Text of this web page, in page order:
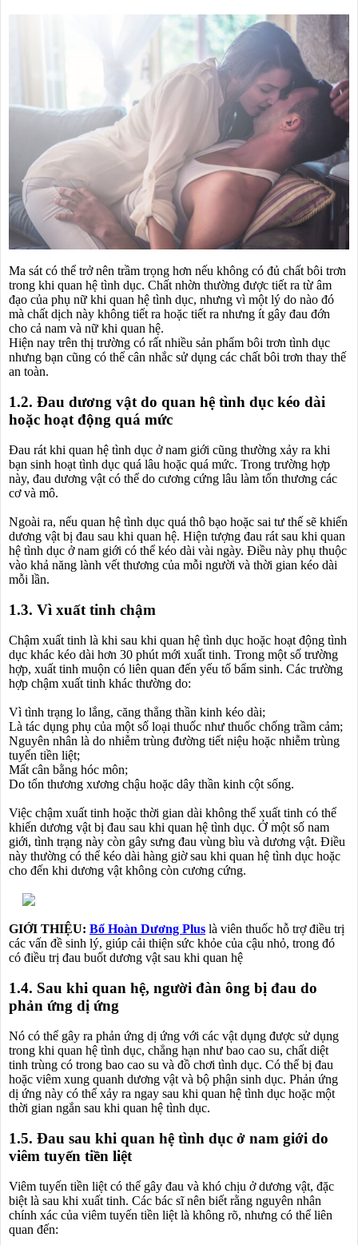
Ma sát có thể trở nên trầm trọng hơn nếu không có đủ chất bôi trơn
trong khi quan hệ tình dục. Chất nhờn thường được tiết ra từ âm
đạo của phụ nữ khi quan hệ tình dục, nhưng vì một lý do nào đó
mà chất dịch này không tiết ra hoặc tiết ra nhưng ít gây đau đớn
cho cả nam và nữ khi quan hệ.
Hiện nay trên thị trường có rất nhiều sản phẩm bôi trơn tình dục
nhưng bạn cũng có thể cân nhắc sử dụng các chất bôi trơn thay thế
an toàn.
1.2. Đau dương vật do quan hệ tình dục kéo dài
hoặc hoạt động quá mức
Đau rát khi quan hệ tình dục ở nam giới cũng thường xảy ra khi
bạn sinh hoạt tình dục quá lâu hoặc quá mức. Trong trường hợp
này, đau dương vật có thể do cương cứng lâu làm tổn thương các
cơ và mô.
Ngoài ra, nếu quan hệ tình dục quá thô bạo hoặc sai tư thế sẽ khiến
dương vật bị đau sau khi quan hệ. Hiện tượng đau rát sau khi quan
hệ tình dục ở nam giới có thể kéo dài vài ngày. Điều này phụ thuộc
vào khả năng lành vết thương của mỗi người và thời gian kéo dài
mỗi lần.
1.3. Vì xuất tinh chậm
Chậm xuất tinh là khi sau khi quan hệ tình dục hoặc hoạt động tình
dục khác kéo dài hơn 30 phút mới xuất tinh. Trong một số trường
hợp, xuất tinh muộn có liên quan đến yếu tố bẩm sinh. Các trường
hợp chậm xuất tinh khác thường do:
Vì tình trạng lo lắng, căng thẳng thần kinh kéo dài;
Là tác dụng phụ của một số loại thuốc như thuốc chống trầm cảm;
Nguyên nhân là do nhiễm trùng đường tiết niệu hoặc nhiễm trùng
tuyến tiền liệt;
Mất cân bằng hóc môn;
Do tổn thương xương chậu hoặc dây thần kinh cột sống.
Việc chậm xuất tinh hoặc thời gian dài không thể xuất tinh có thể
khiến dương vật bị đau sau khi quan hệ tình dục. Ở một số nam
giới, tình trạng này còn gây sưng đau vùng bìu và dương vật. Điều
này thường có thể kéo dài hàng giờ sau khi quan hệ tình dục hoặc
cho đến khi dương vật không còn cương cứng.
GIỚI THIỆU: Bổ Hoàn Dương Plus là viên thuốc hỗ trợ điều trị
các vấn đề sinh lý, giúp cải thiện sức khỏe của cậu nhỏ, trong đó
có điều trị đau buốt dương vật sau khi quan hệ
1.4. Sau khi quan hệ, người đàn ông bị đau do
phản ứng dị ứng
Nó có thể gây ra phản ứng dị ứng với các vật dụng được sử dụng
trong khi quan hệ tình dục, chẳng hạn như bao cao su, chất diệt
tinh trùng có trong bao cao su và đồ chơi tình dục. Có thể bị đau
hoặc viêm xung quanh dương vật và bộ phận sinh dục. Phản ứng
dị ứng này có thể xảy ra ngay sau khi quan hệ tình dục hoặc một
thời gian ngắn sau khi quan hệ tình dục.
1.5. Đau sau khi quan hệ tình dục ở nam giới do
viêm tuyến tiền liệt
Viêm tuyến tiền liệt có thể gây đau và khó chịu ở dương vật, đặc
biệt là sau khi xuất tinh. Các bác sĩ nên biết rằng nguyên nhân
chính xác của viêm tuyến tiền liệt là không rõ, nhưng có thể liên
quan đến: